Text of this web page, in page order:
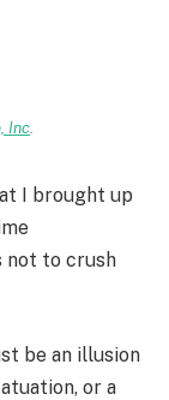
Inc.
I brought up
not to crush
be an illusion
or a